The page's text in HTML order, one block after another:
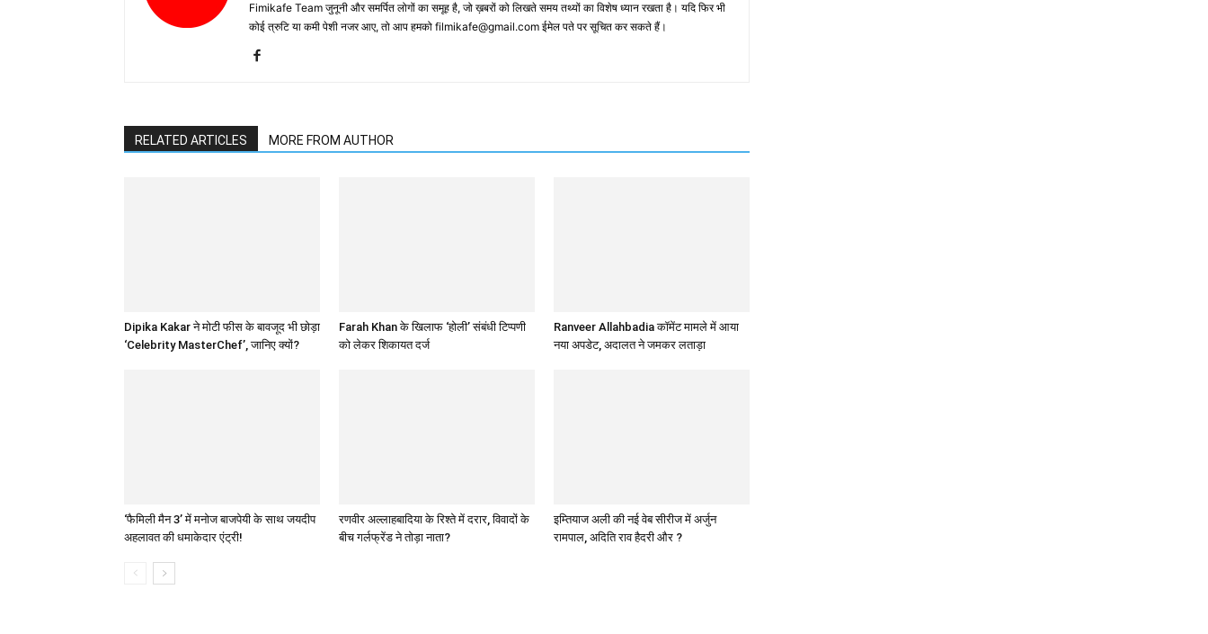
Fimikafe Team जुनूनी और समर्पित लोगों का समूह है, जो ख़बरों को लिखते समय तथ्‍यों का विशेष ध्‍यान रखता है। यदि फिर भी
कोई त्रुटि या कमी पेशी नजर आए, तो आप हमको filmikafe@gmail.com ईमेल पते पर सूचित कर सकते हैं।
RELATED ARTICLES MORE FROM AUTHOR
Dipika Kakar ने मोटी फीस के बावजूद भी छोड़ा
‘Celebrity MasterChef’, जानिए क्यों?
Farah Khan के खिलाफ ‘होली’ संबंधी टिप्पणी
को लेकर शिकायत दर्ज
Ranveer Allahbadia कॉमेंट मामले में आया
नया अपडेट, अदालत ने जमकर लताड़ा
‘फैमिली मैन 3’ में मनोज बाजपेयी के साथ जयदीप
अहलावत की धमाकेदार एंट्री!
रणवीर अल्लाहबादिया के रिश्ते में दरार, विवादों के
बीच गर्लफ्रेंड ने तोड़ा नाता?
इम्तियाज अली की नई वेब सीरीज में अर्जुन
रामपाल, अदिति राव हैदरी और ?